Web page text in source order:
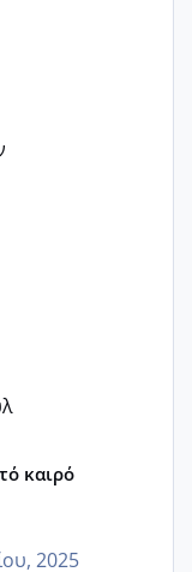
καιρό
2025